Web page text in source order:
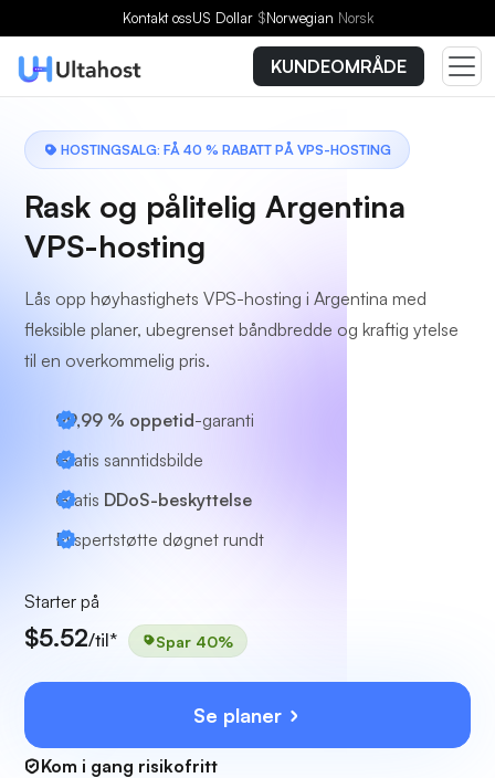
Kontakt ossUS Dollar $Norwegian Norsk
KUNDEOMRÅDE
HOSTINGSALG: FÅ 40 % RABATT PÅ VPS-HOSTING
Rask og pålitelig Argentina
VPS-hosting
Lås opp høyhastighets VPS-hosting i Argentina med
fleksible planer, ubegrenset båndbredde og kraftig ytelse
til en overkommelig pris.
99,99 % oppetid-garanti
Gratis sanntidsbilde
Gratis DDoS-beskyttelse
Ekspertstøtte døgnet rundt
Starter på
$5.52/til* Spar 40%
Se planer
Kom i gang risikofritt